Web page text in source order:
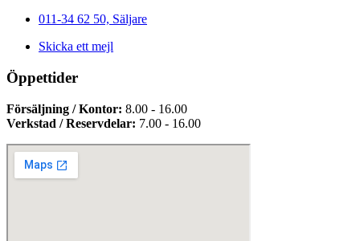
011-34 62 50, Säljare
Skicka ett mejl
Öppettider
Försäljning / Kontor: 8.00 - 16.00
Verkstad / Reservdelar: 7.00 - 16.00